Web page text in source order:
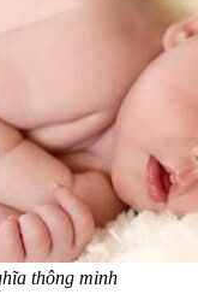
thông minh